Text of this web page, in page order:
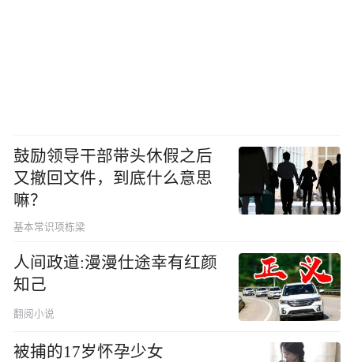
鼓励领导干部带头休假之后
又撤回文件，到底什么意思
嘛？
基本常识项栋梁
人间政道:漫漫仕途幸有红颜
知己
翻阅小说
被捕的17岁怀孕少女